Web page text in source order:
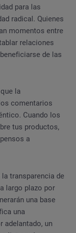
para las
radical. Quienes
momentos entre
relaciones
de las
la
comentarios
Cuando los
tus productos,
a
transparencia de
largo plazo por
una base
una
adelantado, un